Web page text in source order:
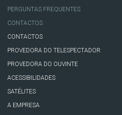
PERGUNTAS FREQUENTES
CONTACTOS
CONTACTOS
PROVEDORA DO TELESPECTADOR
PROVEDORA DO OUVINTE
ACESSIBILIDADES
SATÉLITES
A EMPRESA